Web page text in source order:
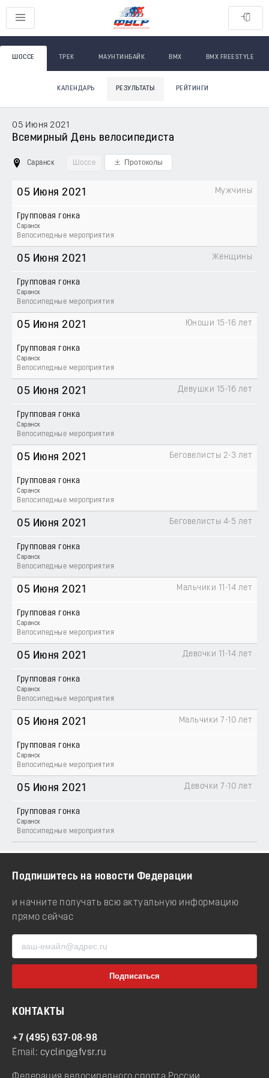
ШОССЕ ТРЕК МАУНТИНБАЙК BMX BMX FREESTYLE
КАЛЕНДАРЬ РЕЗУЛЬТАТЫ РЕЙТИНГИ
05 Июня 2021
Всемирный День велосипедиста
Саранск Шоссе Протоколы
05 Июня 2021
Групповая гонка
Саранск
Велосипедные мероприятия
Мужчины
05 Июня 2021
Групповая гонка
Саранск
Велосипедные мероприятия
Женщины
05 Июня 2021
Групповая гонка
Саранск
Велосипедные мероприятия
Юноши 15-16 лет
05 Июня 2021
Групповая гонка
Саранск
Велосипедные мероприятия
Девушки 15-16 лет
05 Июня 2021
Групповая гонка
Саранск
Велосипедные мероприятия
Беговелисты 2-3 лет
05 Июня 2021
Групповая гонка
Саранск
Велосипедные мероприятия
Беговелисты 4-5 лет
05 Июня 2021
Групповая гонка
Саранск
Велосипедные мероприятия
Мальчики 11-14 лет
05 Июня 2021
Групповая гонка
Саранск
Велосипедные мероприятия
Девочки 11-14 лет
05 Июня 2021
Групповая гонка
Саранск
Велосипедные мероприятия
Мальчики 7-10 лет
05 Июня 2021
Групповая гонка
Саранск
Велосипедные мероприятия
Девочки 7-10 лет
Подпишитесь на новости Федерации
и начните получать всю актуальную информацию
прямо сейчас
КОНТАКТЫ
+7 (495) 637-08-98
Email: cycling@fvsr.ru